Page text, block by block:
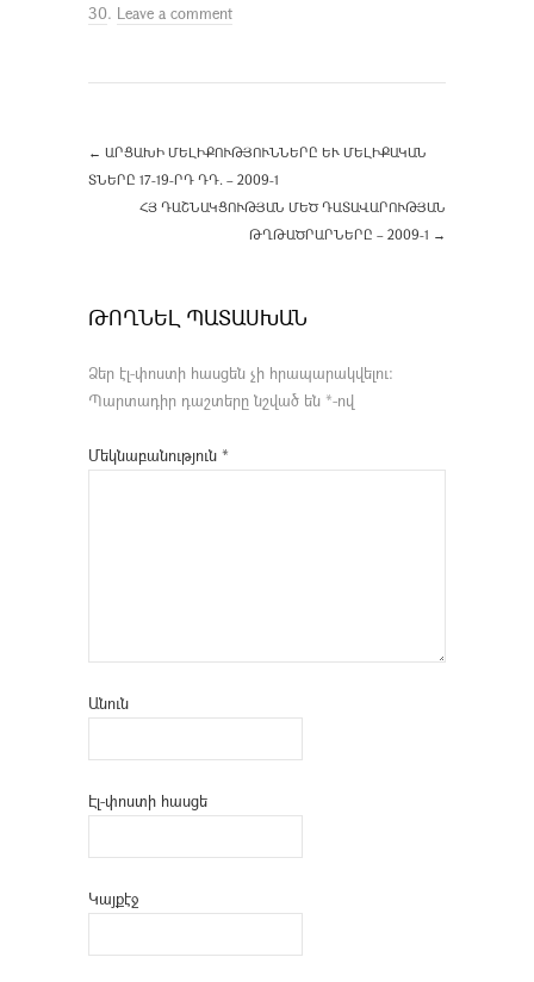
30. Leave a comment
← ԱՐՑԱԽԻ ՄԵԼԻՔՈՒԹՅՈՒՆՆԵՐԸ ԵՒ ՄԵԼԻՔԱԿԱՆ Տ
ՆԵՐԸ 17-19-ՐԴ ԴԴ. – 2009-1
ՀՅ ԴԱՇՆԱԿՑՈՒԹՅԱՆ ՄԵԾ ԴԱՏԱՎԱՐՈՒԹՅԱՆ
ԹՂԹԱԾՐԱՐՆԵՐԸ – 2009-1 →
ԹՈՂՆԵԼ ՊԱՏԱՍԽԱՆ
Ձեր էլ-փոստի հասցեն չի հրապարակվելու։
Պարտադիր դաշտերը նշված են *-ով
Մեկնաբանություն *
Անուն
Էլ-փոստի հասցե
Կայքէջ